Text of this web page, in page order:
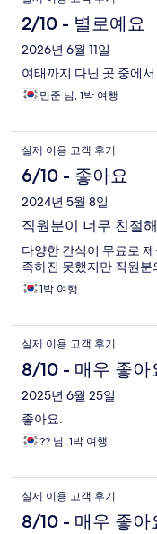
2/10 - 별로예요
2026년 6월 11일
여태까지 다닌 곳 중에
민준 님, 1박 여행
실제 이용 고객 후기
6/10 - 좋아요
2024년 5월 8일
직원분이 너무 친절
다양한 간식이 무료로
족하진 못했지만 직원
1박 여행
실제 이용 고객 후기
8/10 - 매우 좋아
2025년 6월 25일
좋아요.
?? 님, 1박 여행
실제 이용 고객 후기
8/10 - 매우 좋아